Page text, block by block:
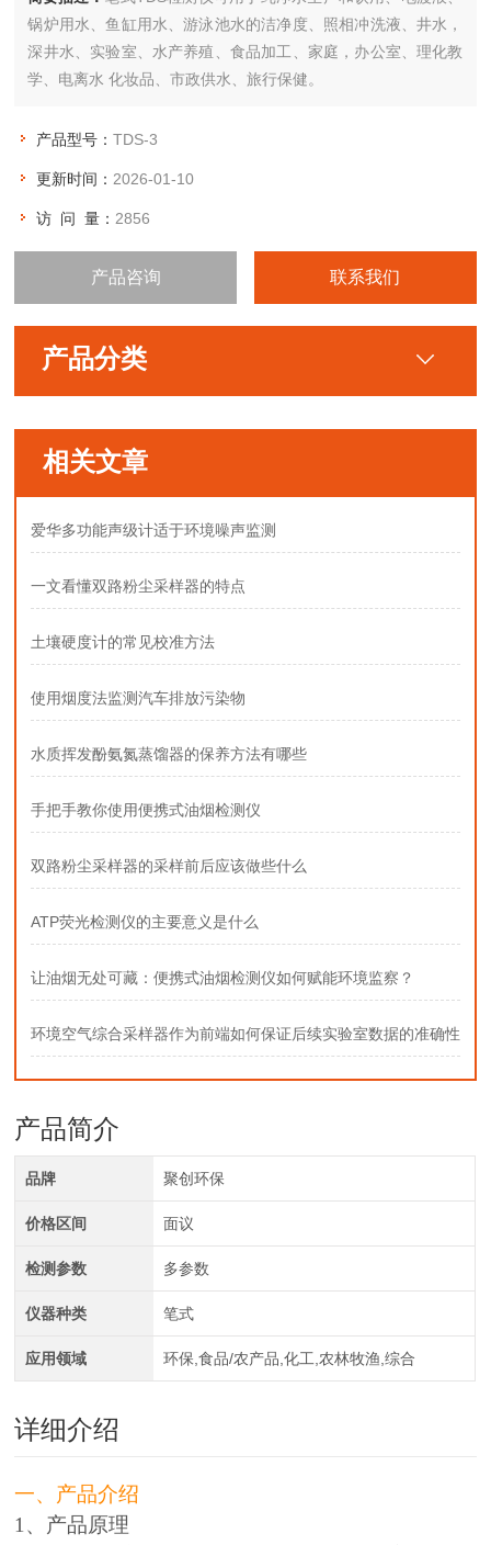
锅炉用水、鱼缸用水、游泳池水的洁净度、照相冲洗液、井水，
深井水、实验室、水产养殖、食品加工、家庭，办公室、理化教
学、电离水 化妆品、市政供水、旅行保健。
产品型号：TDS-3
更新时间： 2026-01-10
访 问 量： 2856
产品咨询 联系我们
产品分类
相关文章
爱华多功能声级计适于环境噪声监测
一文看懂双路粉尘采样器的特点
土壤硬度计的常见校准方法
使用烟度法监测汽车排放污染物
水质挥发酚氨氮蒸馏器的保养方法有哪些
手把手教你使用便携式油烟检测仪
双路粉尘采样器的采样前后应该做些什么
ATP荧光检测仪的主要意义是什么
让油烟无处可藏：便携式油烟检测仪如何赋能环境监察？
环境空气综合采样器作为前端如何保证后续实验室数据的准确性
产品简介
品牌 聚创环保
价格区间 面议
检测参数 多参数
仪器种类 笔式
应用领域 环保,食品/农产品,化工,农林牧渔,综合
详细介绍
一、产品介绍
1、产品原理